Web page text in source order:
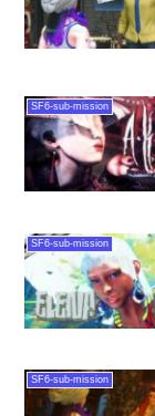
SF6-sub-mission
SF6-sub-mission
SF6-sub-mission